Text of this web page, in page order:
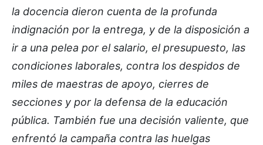
la docencia dieron cuenta de la profunda
indignación por la entrega, y de la disposición a
ir a una pelea por el salario, el presupuesto, las
condiciones laborales, contra los despidos de
miles de maestras de apoyo, cierres de
secciones y por la defensa de la educación
pública. También fue una decisión valiente, que
enfrentó la campaña contra las huelgas